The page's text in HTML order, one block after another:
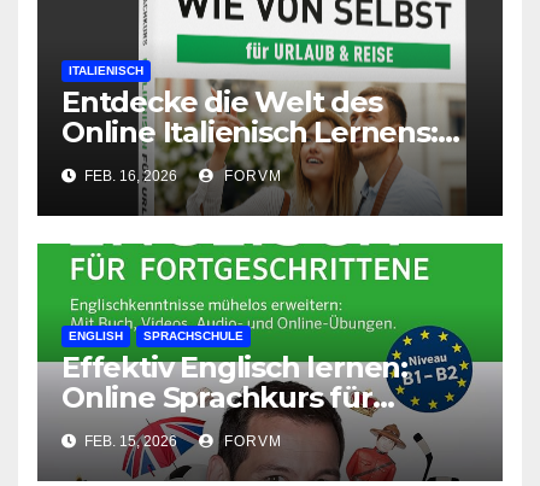
ITALIENISCH
Entdecke die Welt des
Online Italienisch Lernens:
Sprachkurse für jeden
Bedarf
FEB. 16, 2026 FORVM
ENGLISH SPRACHSCHULE
Effektiv Englisch lernen:
Online Sprachkurs für
Zuhause
FEB. 15, 2026 FORVM